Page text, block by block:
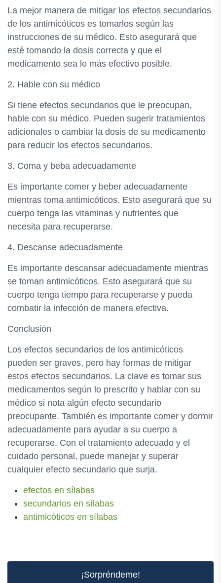
La mejor manera de mitigar los efectos secundarios
de los antimicóticos es tomarlos según las
instrucciones de su médico. Esto asegurará que
esté tomando la dosis correcta y que el
medicamento sea lo más efectivo posible.
2. Hable con su médico
Si tiene efectos secundarios que le preocupan,
hable con su médico. Pueden sugerir tratamientos
adicionales o cambiar la dosis de su medicamento
para reducir los efectos secundarios.
3. Coma y beba adecuadamente
Es importante comer y beber adecuadamente
mientras toma antimicóticos. Esto asegurará que su
cuerpo tenga las vitaminas y nutrientes que
necesita para recuperarse.
4. Descanse adecuadamente
Es importante descansar adecuadamente mientras
se toman antimicóticos. Esto asegurará que su
cuerpo tenga tiempo para recuperarse y pueda
combatir la infección de manera efectiva.
Conclusión
Los efectos secundarios de los antimicóticos
pueden ser graves, pero hay formas de mitigar
estos efectos secundarios. La clave es tomar sus
medicamentos según lo prescrito y hablar con su
médico si nota algún efecto secundario
preocupante. También es importante comer y dormir
adecuadamente para ayudar a su cuerpo a
recuperarse. Con el tratamiento adecuado y el
cuidado personal, puede manejar y superar
cualquier efecto secundario que surja.
efectos en sílabas
secundarios en sílabas
antimicóticos en sílabas
¡Sorpréndeme!